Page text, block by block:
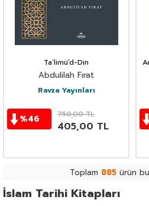
Ta’limü’d-Din
Abdulilah Fırat
Ravza Yayınları
%46 750,00TL
405,00 TL
Toplam 885ürün
İslam Tarihi Kitapları